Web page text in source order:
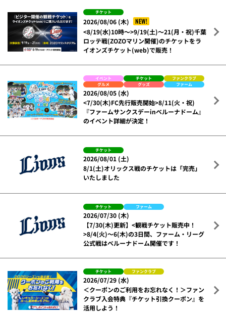
チケット
2026/08/06 (木)
NEW!
<8/19(水)10時～>9/19(土)～21(月・祝)千葉
ロッテ戦(ZOZOマリン開催)のチケットをラ
イオンズチケット(web)で販売！
イベント チケット
ファンクラブ
グルメ
グッズ ファーム
2026/08/05 (水)
<7/30(木)FC先行販売開始>8/11(火・祝)
『ファームサンクスデーinベルーナドーム』
のイベント詳細が決定！
チケット
2026/08/01 (土)
8/1(土)オリックス戦のチケットは「完売」
いたしました
チケット ファーム
2026/07/30 (木)
【7/30(木)更新】<観戦チケット販売中！
>8/4(火)～6(木)の3日間、ファーム・リーグ
公式戦はベルーナドーム開催です！
チケット ファンクラブ
2026/07/29 (水)
＜クーポンのご利用をお忘れなく！＞ファン
クラブ入会特典『チケット引換クーポン』を
活用しよう！